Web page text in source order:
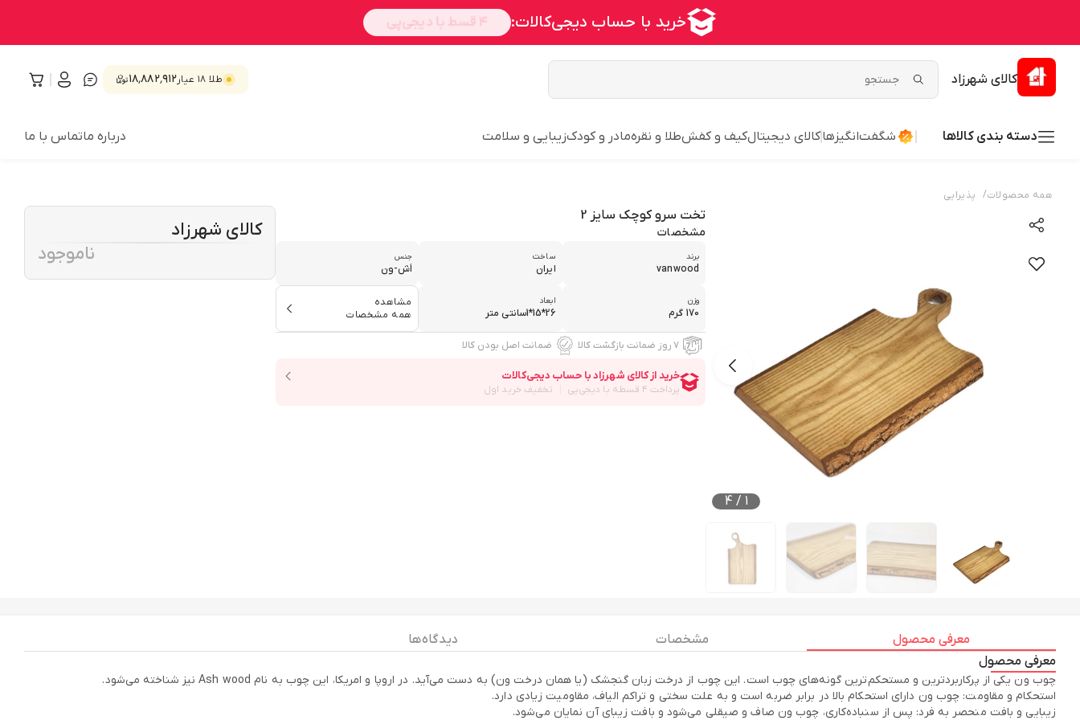
کالای شهرزاد طلا ۱۸ عیار ۱۸٬۸۸۲٬۹۱۲
دسته بندی کالاها شگفت‌انگیزهاکالای دیجیتالکیف و کفشطلا و نقرهمادر و کودکزیبایی و سلامت درباره ماتماس با ما
همه محصولات/ پذیرایی
1
/
4
تخت سرو کوچک سایز 2
مشخصات
برند
vanwood
ساخت
ایران
جنس
اَش-ون
وزن
170 گرم
ابعاد
26*15*1سانتی متر
مشاهده
همه مشخصات
۷ روز ضمانت بازگشت کالا ضمانت اصل بودن کالا
کالای شهرزاد
ناموجود
معرفی محصول مشخصات
دیدگاه ها
معرفی محصول